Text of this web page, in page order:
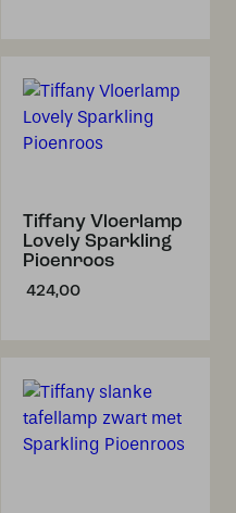
Tiffany Vloerlamp
Lovely Sparkling
Pioenroos
424,00